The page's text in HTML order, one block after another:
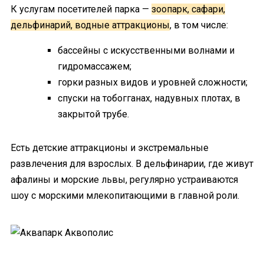
К услугам посетителей парка — зоопарк, сафари,
дельфинарий, водные аттракционы, в том числе:
бассейны с искусственными волнами и
гидромассажем;
горки разных видов и уровней сложности;
спуски на тобогганах, надувных плотах, в
закрытой трубе.
Есть детские аттракционы и экстремальные
развлечения для взрослых. В дельфинарии, где живут
афалины и морские львы, регулярно устраиваются
шоу с морскими млекопитающими в главной роли.